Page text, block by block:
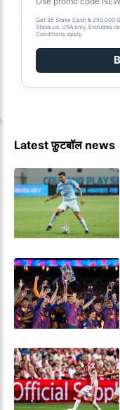
Get 25 Stake Cash & 250,000
Stake.us. USA only. Excludes
Conditions apply.
Latest फ़ुटबॉल news